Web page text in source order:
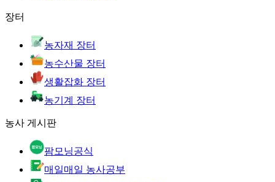
장터
농자재 장터
농수산물 장터
생활잡화 장터
농기계 장터
농사 게시판
팜모닝공식
매일매일 농사공부